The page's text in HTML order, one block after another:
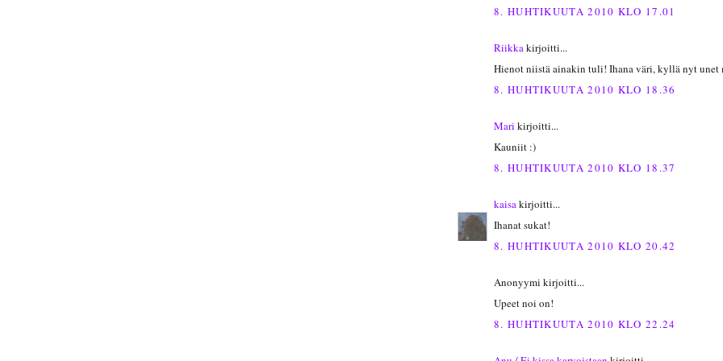
8. HUHTIKUUTA 2010 KLO 17.01
Riikka kirjoitti...
Hienot niistä ainakin tuli! Ihana väri, kyllä nyt unet
8. HUHTIKUUTA 2010 KLO 18.36
Mari kirjoitti...
Kauniit :)
8. HUHTIKUUTA 2010 KLO 18.37
kaisa kirjoitti...
Ihanat sukat!
8. HUHTIKUUTA 2010 KLO 20.42
Anonyymi kirjoitti...
Upeet noi on!
8. HUHTIKUUTA 2010 KLO 22.24